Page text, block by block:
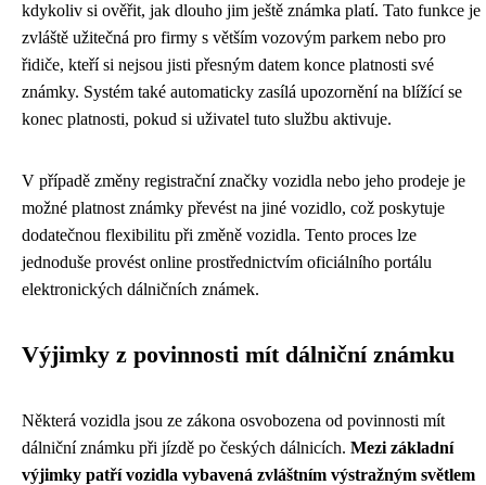
kdykoliv si ověřit, jak dlouho jim ještě známka platí. Tato funkce je
zvláště užitečná pro firmy s větším vozovým parkem nebo pro
řidiče, kteří si nejsou jisti přesným datem konce platnosti své
známky. Systém také automaticky zasílá upozornění na blížící se
konec platnosti, pokud si uživatel tuto službu aktivuje.
V případě změny registrační značky vozidla nebo jeho prodeje je
možné platnost známky převést na jiné vozidlo, což poskytuje
dodatečnou flexibilitu při změně vozidla. Tento proces lze
jednoduše provést online prostřednictvím oficiálního portálu
elektronických dálničních známek.
Výjimky z povinnosti mít dálniční známku
Některá vozidla jsou ze zákona osvobozena od povinnosti mít
dálniční známku při jízdě po českých dálnicích. Mezi základní
výjimky patří vozidla vybavená zvláštním výstražným světlem